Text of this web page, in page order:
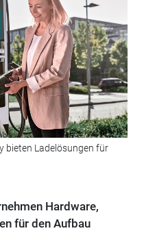
bieten Ladelösungen für
Hardware,
für den Aufbau